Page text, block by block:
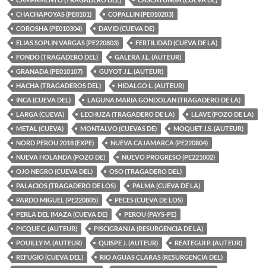
CHACHAPOYAS (PE0101)
COPALLIN (PE010203)
COROSHA (PE010304)
DAVID (CUEVA DE)
ELIAS SOPLIN VARGAS (PE220803)
FERTILIDAD (CUEVA DE LA)
FONDO (TRAGADERO DEL)
GALERA J.L. (AUTEUR)
GRANADA (PE010107)
GUYOT J.L. (AUTEUR)
HACHA (TRAGADEROS DEL)
HIDALGO L. (AUTEUR)
INCA (CUEVA DEL)
LAGUNA MARIA GONDOLAN (TRAGADERO DE LA)
LARGA (CUEVA)
LECHUZA (TRAGADERO DE LA)
LLAVE (POZO DE LA)
METAL (CUEVA)
MONTALVO (CUEVAS DE)
MOQUET J.S. (AUTEUR)
NORD PEROU 2018 (EXPE)
NUEVA CAJAMARCA (PE220804)
NUEVA HOLANDA (POZO DE)
NUEVO PROGRESO (PE221002)
OJO NEGRO (CUEVA DEL)
OSO (TRAGADERO DEL)
PALACIOS (TRAGADERO DE LOS)
PALMA (CUEVA DE LA)
PARDO MIGUEL (PE220805)
PECES (CUEVA DE LOS)
PERLA DEL IMAZA (CUEVA DE)
PEROU (PAYS-PE)
PICQUE C. (AUTEUR)
PISCIGRANJA (RESURGENCIA DE LA)
POUILLY M. (AUTEUR)
QUISPE J. (AUTEUR)
REATEGUI P. (AUTEUR)
REFUGIO (CUEVA DEL)
RIO AGUAS CLARAS (RESURGENCIA DEL)